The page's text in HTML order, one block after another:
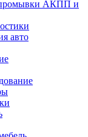
промывки АКПП и
авто